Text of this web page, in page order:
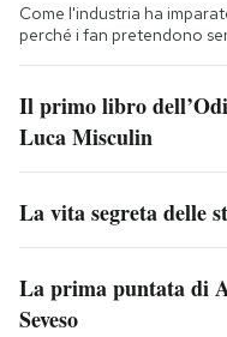
Come l'industria ha
perché i fan pretendono
Il primo libro
Luca Misculin
La vita segreta delle
La prima puntata di
Seveso